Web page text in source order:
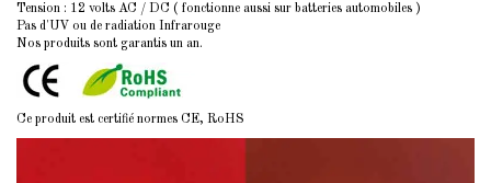
Tension : 12 volts AC / DC ( fonctionne aussi sur batteries automobiles )
Pas d'UV ou de radiation Infrarouge
Nos produits sont garantis un an.
Ce produit est certifié normes CE, RoHS